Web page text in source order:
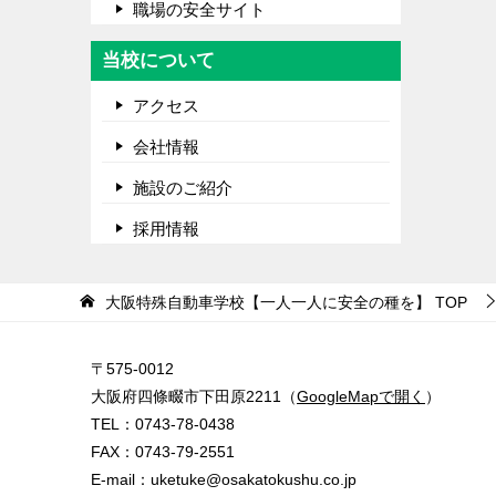
職場の安全サイト
当校について
アクセス
会社情報
施設のご紹介
採用情報
大阪特殊自動車学校【一人一人に安全の種を】 TOP
〒575-0012
大阪府四條畷市下田原2211（GoogleMapで開く ）
TEL： 0743-78-0438
FAX：0743-79-2551
E-mail： uketuke@osakatokushu.co.jp